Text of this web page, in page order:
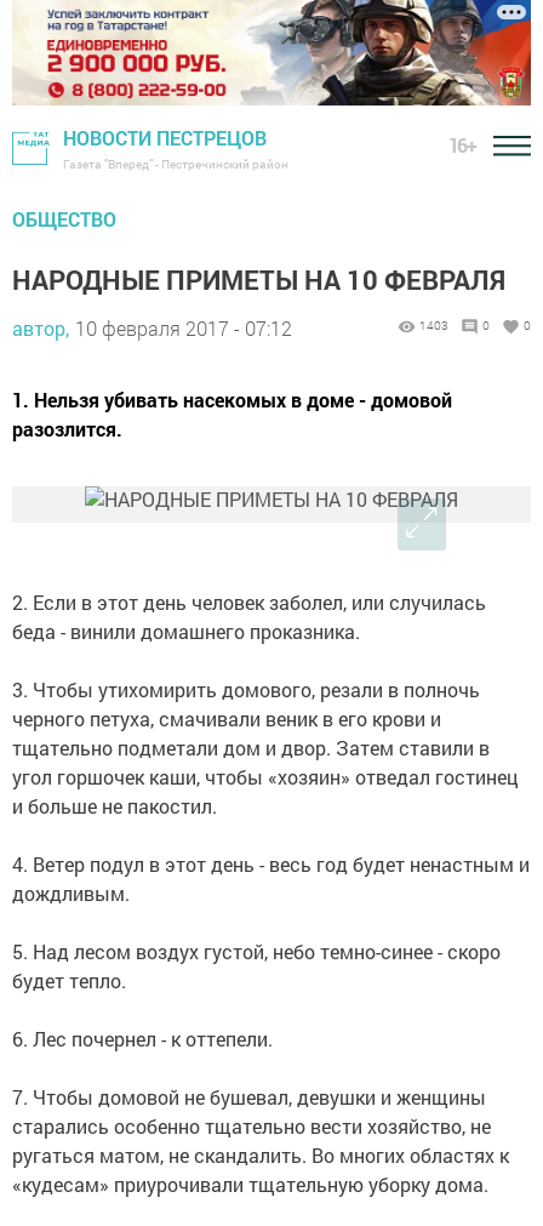
НОВОСТИ ПЕСТРЕЦОВ
Газета "Вперед" - Пестречинский район
16+
ОБЩЕСТВО
НАРОДНЫЕ ПРИМЕТЫ НА 10 ФЕВРАЛЯ
автор, 10 февраля 2017 - 07:12 1403 0 0
1. Нельзя убивать насекомых в доме - домовой
разозлится.
2. Если в этот день человек заболел, или случилась
беда - винили домашнего проказника.
3. Чтобы утихомирить домового, резали в полночь
черного петуха, смачивали веник в его крови и
тщательно подметали дом и двор. Затем ставили в
угол горшочек каши, чтобы «хозяин» отведал гостинец
и больше не пакостил.
4. Ветер подул в этот день - весь год будет ненастным и
дождливым.
5. Над лесом воздух густой, небо темно-синее - скоро
будет тепло.
6. Лес почернел - к оттепели.
7. Чтобы домовой не бушевал, девушки и женщины
старались особенно тщательно вести хозяйство, не
ругаться матом, не скандалить. Во многих областях к
«кудесам» приурочивали тщательную уборку дома.